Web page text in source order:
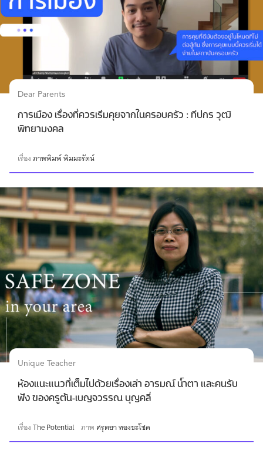
Dear Parents
การเมือง เรื่องที่ควรเริ่มคุยจากในครอบครัว : ทีปกร วุฒิ
พิทยามงคล
เรื่องภาพพิมพ์ พิมมะรัตน์
Unique Teacher
ห้องแนะแนวที่เต็มไปด้วยเรื่องเล่า อารมณ์ น้ำตา และคนรับ
ฟัง ของครูต้น-เบญจวรรณ บุญคลี่
เรื่องThe Potential ภาพ ศรุตยา ทองขะโชค